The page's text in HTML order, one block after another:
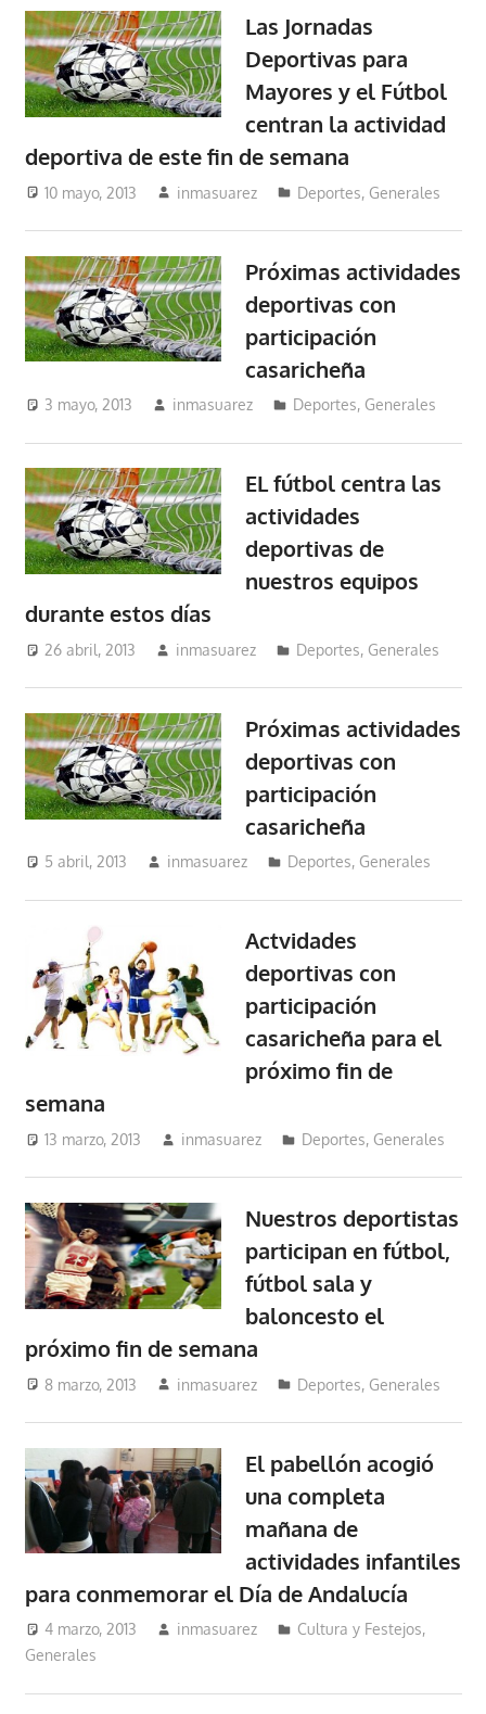
Las Jornadas
Deportivas para
Mayores y el Fútbol
centran la actividad
deportiva de este fin de semana
10 mayo, 2013 inmasuarez Deportes, Generales
Próximas actividades
deportivas con
participación
casaricheña
3 mayo, 2013 inmasuarez Deportes, Generales
EL fútbol centra las
actividades
deportivas de
nuestros equipos
durante estos días
26 abril, 2013 inmasuarez Deportes, Generales
Próximas actividades
deportivas con
participación
casaricheña
5 abril, 2013 inmasuarez Deportes, Generales
Actvidades
deportivas con
participación
casaricheña para el
próximo fin de
semana
13 marzo, 2013 inmasuarez Deportes, Generales
Nuestros deportistas
participan en fútbol,
fútbol sala y
baloncesto el
próximo fin de semana
8 marzo, 2013 inmasuarez Deportes, Generales
El pabellón acogió
una completa
mañana de
actividades infantiles
para conmemorar el Día de Andalucía
4 marzo, 2013 inmasuarez Cultura y Festejos,
Generales